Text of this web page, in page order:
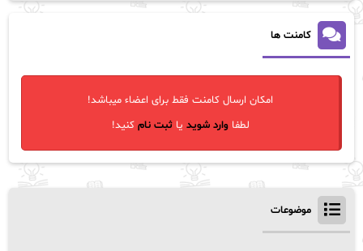
کامنت ها
امکان ارسال کامنت فقط برای اعضاء میباشد!
لطفاوارد شوید یاثبت نام کنید!
موضوعات